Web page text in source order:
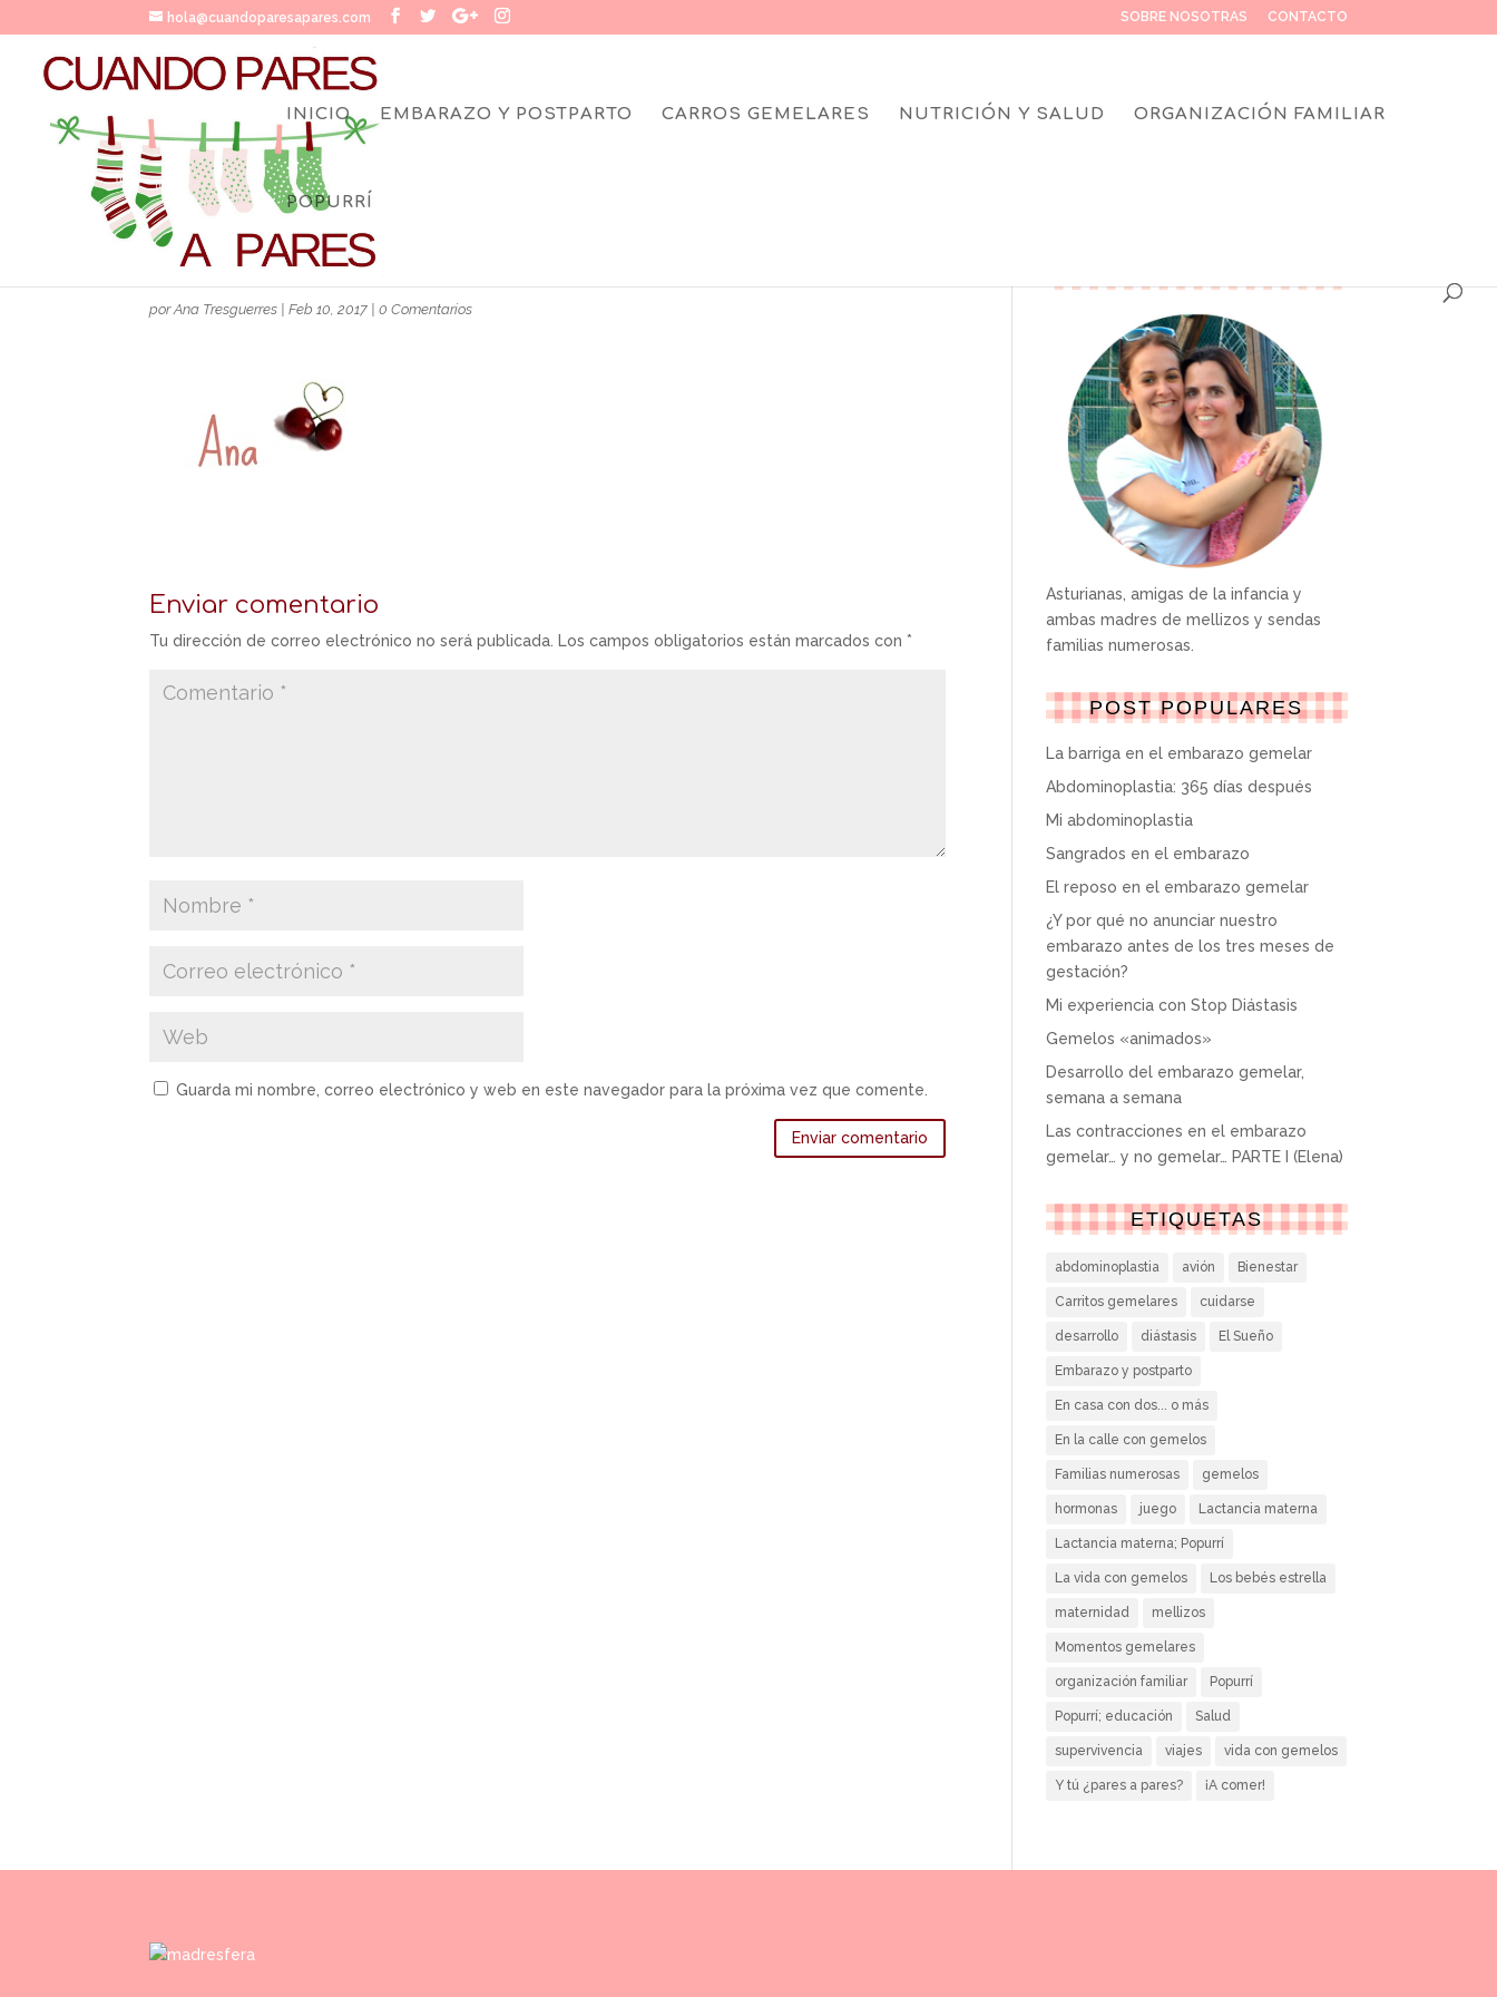
hola@cuandoparesapares.com SOBRE NOSOTRAS CONTACTO
INICIO EMBARAZO Y POSTPARTO CARROS GEMELARES NUTRICIÓN Y SALUD ORGANIZACIÓN FAMILIAR
POPURRÍ
FIRMAANACHERRIES-1
porAna Tresguerres |Feb 10, 2017 |0 Comentarios
Enviar comentario
Tu dirección de correo electrónico no será publicada. Los campos obligatorios están marcados con *
Guarda mi nombre, correo electrónico y web en este navegador para la próxima vez que comente.
Asturianas, amigas de la infancia y
ambas madres de mellizos y sendas
familias numerosas.
POST POPULARES
La barriga en el embarazo gemelar
Abdominoplastia: 365 días después
Mi abdominoplastia
Sangrados en el embarazo
El reposo en el embarazo gemelar
¿Y por qué no anunciar nuestro
embarazo antes de los tres meses de
gestación?
Mi experiencia con Stop Diástasis
Gemelos «animados»
Desarrollo del embarazo gemelar,
semana a semana
Las contracciones en el embarazo
gemelar… y no gemelar… PARTE I (Elena)
ETIQUETAS
abdominoplastia avión Bienestar
Carritos gemelares cuidarse
desarrollo diástasis El Sueño
Embarazo y postparto
En casa con dos... o más
En la calle con gemelos
Familias numerosas gemelos
hormonas juego Lactancia materna
Lactancia materna; Popurrí
La vida con gemelos Los bebés estrella
maternidad mellizos
Momentos gemelares
organización familiar Popurrí
Popurrí; educación Salud
supervivencia viajes vida con gemelos
Y tú ¿pares a pares? ¡A comer!